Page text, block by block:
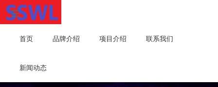
首页 品牌介绍 项目介绍 联系我们
新闻动态